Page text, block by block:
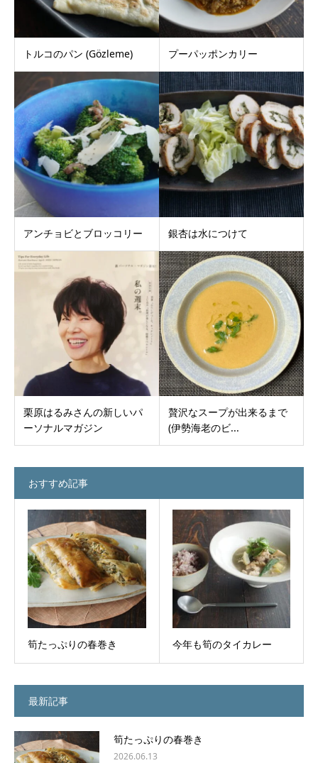
トルコのパン (Gözleme) プーパッポンカリー
アンチョビとブロッコリー 銀杏は水につけて
栗原はるみさんの新しいパ
ーソナルマガジン
贅沢なスープが出来るまで
(伊勢海老のビ...
おすすめ記事
筍たっぷりの春巻き 今年も筍のタイカレー
最新記事
筍たっぷりの春巻き
2026.06.13